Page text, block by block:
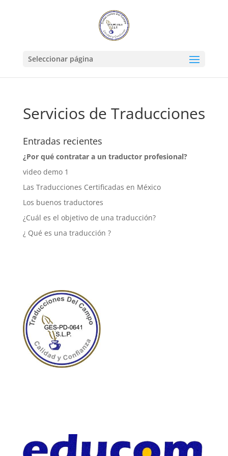
Seleccionar página
Servicios de Traducciones
Entradas recientes
¿Por qué contratar a un traductor profesional?
video demo 1
Las Traducciones Certificadas en México
Los buenos traductores
¿Cuál es el objetivo de una traducción?
¿ Qué es una traducción ?